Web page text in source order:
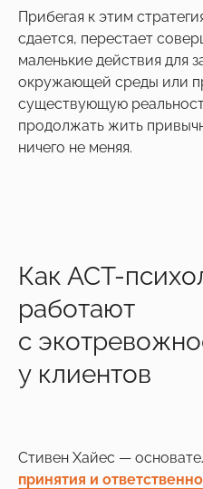
Прибегая к этим
сдается, перестает
маленькие действия для
окружающей среды или
существующую
продолжать жить
ничего не меняя.
Как АСТ-
работают
с
у клиентов
Стивен Хайес —
принятия и